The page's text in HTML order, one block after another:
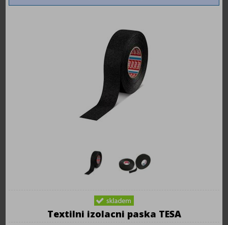
Textilni izolacni paska TESA